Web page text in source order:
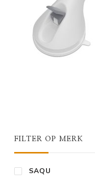
FILTER OP MERK
SAQU